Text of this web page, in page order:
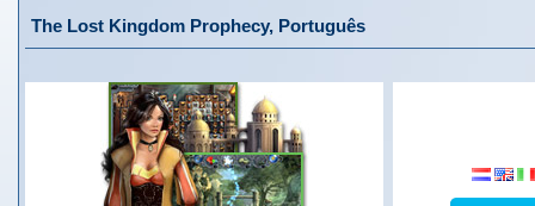
The Lost Kingdom Prophecy, Português